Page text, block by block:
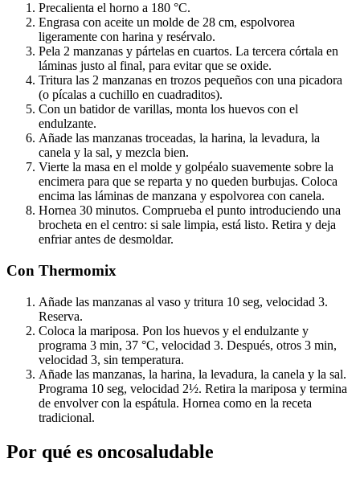
Precalienta el horno a 180 °C.
Engrasa con aceite un molde de 28 cm, espolvorea
ligeramente con harina y resérvalo.
Pela 2 manzanas y pártelas en cuartos. La tercera córtala en
láminas justo al final, para evitar que se oxide.
Tritura las 2 manzanas en trozos pequeños con una picadora
(o pícalas a cuchillo en cuadraditos).
Con un batidor de varillas, monta los huevos con el
endulzante.
Añade las manzanas troceadas, la harina, la levadura, la
canela y la sal, y mezcla bien.
Vierte la masa en el molde y golpéalo suavemente sobre la
encimera para que se reparta y no queden burbujas. Coloca
encima las láminas de manzana y espolvorea con canela.
Hornea 30 minutos. Comprueba el punto introduciendo una
brocheta en el centro: si sale limpia, está listo. Retira y deja
enfriar antes de desmoldar.
Con Thermomix
Añade las manzanas al vaso y tritura 10 seg, velocidad 3.
Reserva.
Coloca la mariposa. Pon los huevos y el endulzante y
programa 3 min, 37 °C, velocidad 3. Después, otros 3 min,
velocidad 3, sin temperatura.
Añade las manzanas, la harina, la levadura, la canela y la sal.
Programa 10 seg, velocidad 2½. Retira la mariposa y termina
de envolver con la espátula. Hornea como en la receta
tradicional.
Por qué es oncosaludable